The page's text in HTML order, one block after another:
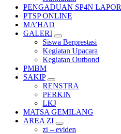
PENGADUAN SP4N LAPOR
PTSP ONLINE
MA’HAD
GALERI
Siswa Berprestasi
Kegiatan Upacara
Kegiatan Outbond
PMBM
SAKIP
RENSTRA
PERKIN
LKJ
MATSA GEMILANG
AREA ZI
zi – eviden